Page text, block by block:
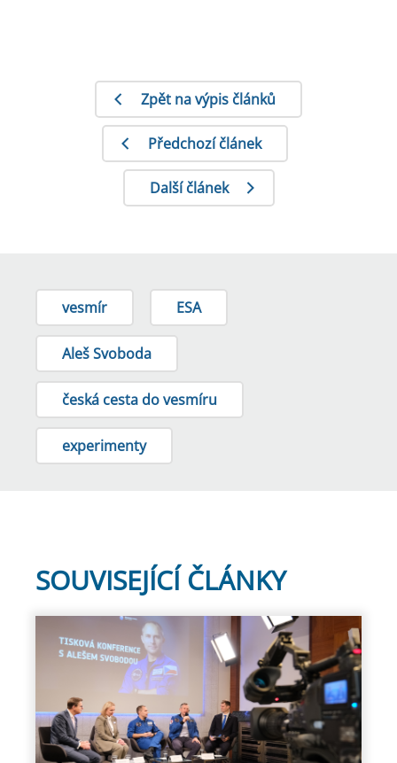
Zpět na výpis článků
Předchozí článek
Další článek
vesmír ESA
Aleš Svoboda
česká cesta do vesmíru
experimenty
SOUVISEJÍCÍ ČLÁNKY